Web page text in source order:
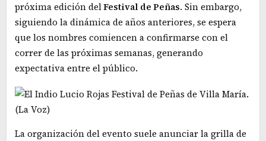
próxima edición delFestival de Peñas. Sin embargo,
siguiendo la dinámica de años anteriores, se espera
que los nombres comiencen a confirmarse con el
correr de las próximas semanas, generando
expectativa entre el público.
La organización del evento suele anunciar la grilla de